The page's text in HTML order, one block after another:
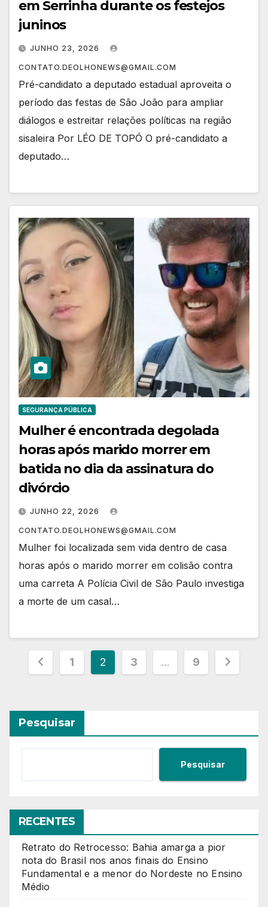
em Serrinha durante os festejos
juninos
JUNHO 23, 2026
CONTATO.DEOLHONEWS@GMAIL.COM
Pré-candidato a deputado estadual aproveita o
período das festas de São João para ampliar
diálogos e estreitar relações políticas na região
sisaleira Por LÉO DE TOPÓ O pré-candidato a
deputado…
SEGURANÇA PÚBLICA
Mulher é encontrada degolada
horas após marido morrer em
batida no dia da assinatura do
divórcio
JUNHO 22, 2026
CONTATO.DEOLHONEWS@GMAIL.COM
Mulher foi localizada sem vida dentro de casa
horas após o marido morrer em colisão contra
uma carreta A Polícia Civil de São Paulo investiga
a morte de um casal…
Paginação
posts
1 2 3 … 9
Pesquisar
Pesquisar
RECENTES
Retrato do Retrocesso: Bahia amarga a pior
nota do Brasil nos anos finais do Ensino
Fundamental e a menor do Nordeste no Ensino
Médio